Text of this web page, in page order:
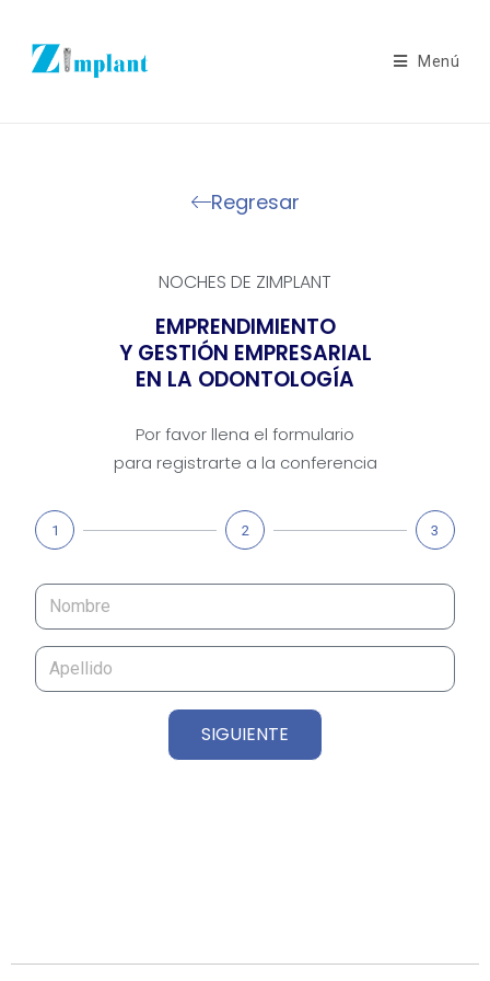
Menú
Regresar
NOCHES DE ZIMPLANT
EMPRENDIMIENTO
Y GESTIÓN EMPRESARIAL
EN LA ODONTOLOGÍA
Por favor llena el formulario
para registrarte a la conferencia
1 2 3
SIGUIENTE